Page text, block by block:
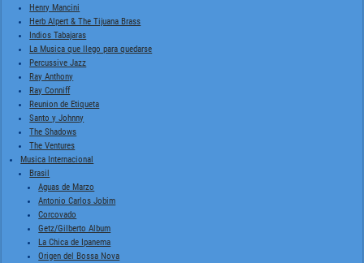
Henry Mancini
Herb Alpert & The Tijuana Brass
Indios Tabajaras
La Musica que llego para quedarse
Percussive Jazz
Ray Anthony
Ray Conniff
Reunion de Etiqueta
Santo y Johnny
The Shadows
The Ventures
Musica Internacional
Brasil
Aguas de Marzo
Antonio Carlos Jobim
Corcovado
Getz/Gilberto Album
La Chica de Ipanema
Origen del Bossa Nova